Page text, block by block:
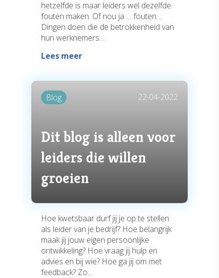
hetzelfde is maar leiders wel dezelfde
fouten maken. Of nou ja … fouten…
Dingen doen die de betrokkenheid van
hun werknemers…
Lees meer
Blog 22-04-2022
Dit blog is alleen voor
leiders die willen
groeien
Hoe kwetsbaar durf jij je op te stellen
als leider van je bedrijf? Hoe belangrijk
maak jij jouw eigen persoonlijke
ontwikkeling? Hoe vraag jij hulp en
advies en bij wie? Hoe ga jij om met
feedback? Zo…